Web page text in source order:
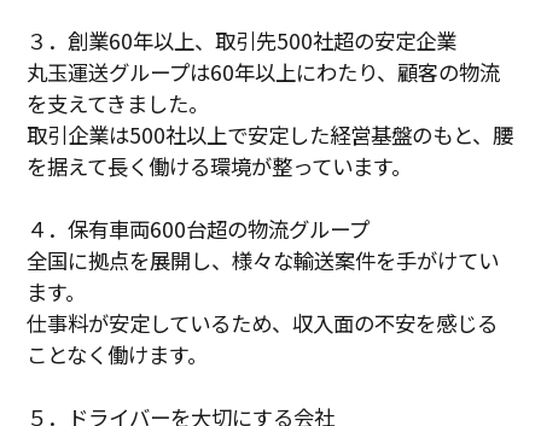
３．創業60年以上、取引先500社超の安定企業
丸玉運送グループは60年以上にわたり、顧客の物流
を支えてきました。
取引企業は500社以上で安定した経営基盤のもと、腰
を据えて長く働ける環境が整っています。
４．保有車両600台超の物流グループ
全国に拠点を展開し、様々な輸送案件を手がけてい
ます。
仕事料が安定しているため、収入面の不安を感じる
ことなく働けます。
５．ドライバーを大切にする会社